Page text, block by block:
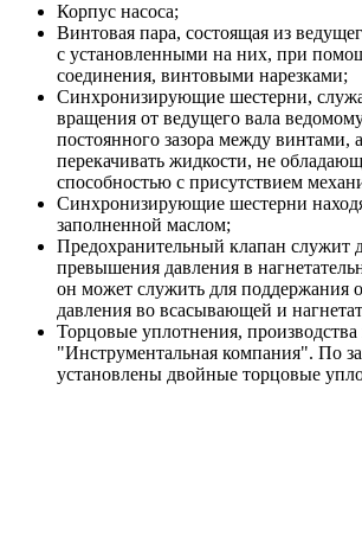
Корпус насоса;
Винтовая пара, состоящая из
с установленными на них, при
соединения, винтовыми нарезками;
Синхронизирующие шестерни,
вращения от ведущего вала
постоянного зазора между винтами,
перекачивать жидкости, не
способностью с присутствием
Синхронизирующие шестерни
заполненной маслом;
Предохранительный клапан служит
превышения давления в
он может служить для поддержания
давления во всасывающей и
Торцовые уплотнения,
"Инструментальная компания". По
установлены двойные торцовые